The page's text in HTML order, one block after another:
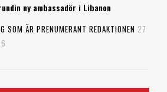
ny ambassadör i Libanon
SOM ÄR PRENUMERANT REDAKTIONEN 27